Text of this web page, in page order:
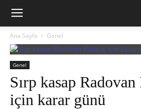
Ana Sayfa Genel
Genel
Sırp kasap
için karar günü